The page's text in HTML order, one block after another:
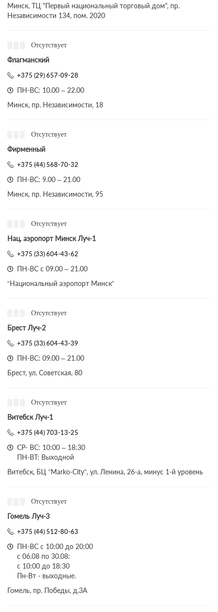
Минск, ТЦ "Первый национальный торговый дом", пр.
Независимости 134, пом. 2020
Отсутствует
Флагманский
+375 (29) 657-09-28
ПН-ВС: 10.00 – 22.00
Минск, пр. Независимости, 18
Отсутствует
Фирменный
+375 (44) 568-70-32
ПН-ВС: 9.00 – 21.00
Минск, пр. Независимости, 95
Отсутствует
Нац. аэропорт Минск Луч-1
+375 (33) 604-43-62
ПН-ВС с 09.00 – 21.00
“Национальный аэропорт Минск”
Отсутствует
Брест Луч-2
+375 (33) 604-43-39
ПН-ВС: 09.00 – 21.00
Брест, ул. Советская, 80
Отсутствует
Витебск Луч-1
+375 (44) 703-13-25
СР- ВС: 10:00 – 18:30
ПН-ВТ: Выходной
Витебск, БЦ “Marko-City”, ул. Ленина, 26-а, минус 1-й уровень
Отсутствует
Гомель Луч-3
+375 (44) 512-80-63
ПН-ВС с 10:00 до 20:00
с 06.08 по 30.08:
с 10:00 до 18:30
Пн-Вт - выходные.
Гомель, пр. Победы, д.3A